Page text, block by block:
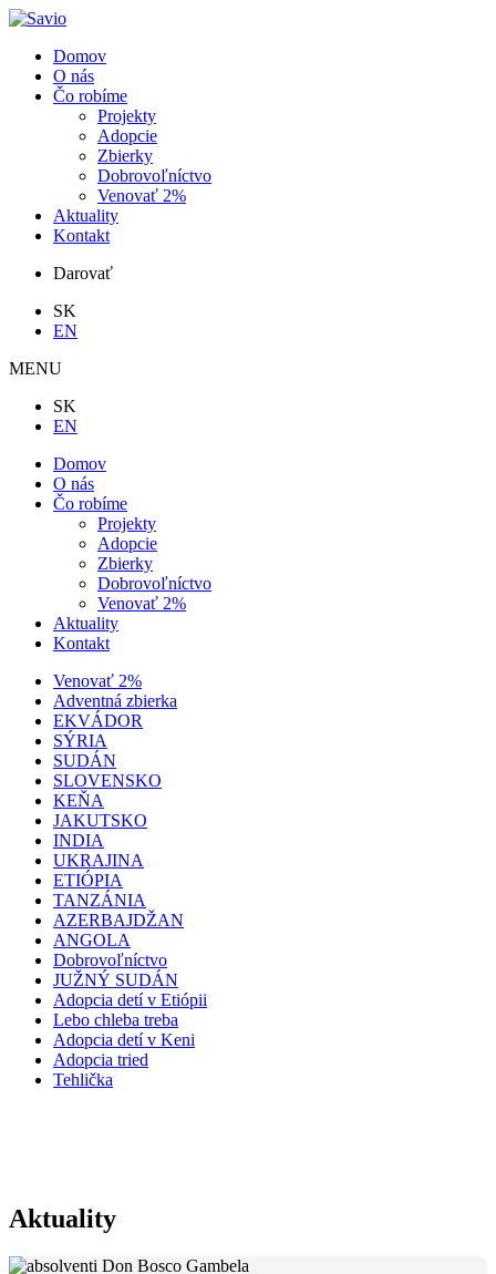
Domov
O nás
Čo robíme
Projekty
Adopcie
Zbierky
Dobrovoľníctvo
Venovať 2%
Aktuality
Kontakt
Darovať
SK
EN
MENU
SK
EN
Domov
O nás
Čo robíme
Projekty
Adopcie
Zbierky
Dobrovoľníctvo
Venovať 2%
Aktuality
Kontakt
Venovať 2%
Adventná zbierka
EKVÁDOR
SÝRIA
SUDÁN
SLOVENSKO
KEŇA
JAKUTSKO
INDIA
UKRAJINA
ETIÓPIA
TANZÁNIA
AZERBAJDŽAN
ANGOLA
Dobrovoľníctvo
JUŽNÝ SUDÁN
Adopcia detí v Etiópii
Lebo chleba treba
Adopcia detí v Keni
Adopcia tried
Tehlička
Aktuality